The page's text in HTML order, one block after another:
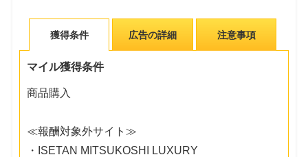
獲得条件 広告の詳細 注意事項
マイル獲得条件
商品購入
≪報酬対象外サイト≫
・ISETAN MITSUKOSHI LUXURY